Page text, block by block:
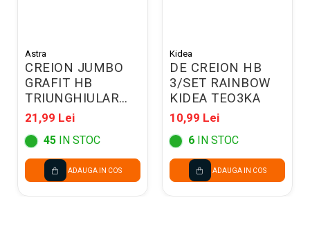
Astra
CREION JUMBO
GRAFIT HB
TRIUNGHIULAR
PIXEL 3/SET +
RADIERA
206023901
21,99 Lei
45 IN STOC
ADAUGA IN COS
Kidea
DE CREION HB
3/SET RAINBOW
KIDEA TEO3KA
10,99 Lei
6 IN STOC
ADAUGA IN COS